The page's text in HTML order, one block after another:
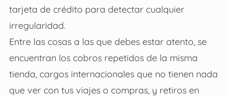
tarjeta de crédito para detectar cualquier
irregularidad.
Entre las cosas a las que debes estar atento, se
encuentran los cobros repetidos de la misma
tienda, cargos internacionales que no tienen nada
que ver con tus viajes o compras, y retiros en